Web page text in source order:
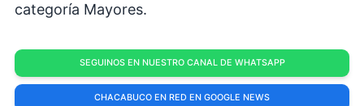
categoría Mayores.
SEGUINOS EN NUESTRO CANAL DE WHATSAPP
CHACABUCO EN RED EN GOOGLE NEWS